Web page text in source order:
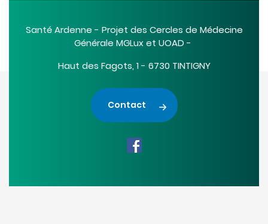
Santé Ardenne - Projet des Cercles de Médecine
Générale MGLux et UOAD -
Haut des Fagots, 1 - 6730 TINTIGNY
Contact